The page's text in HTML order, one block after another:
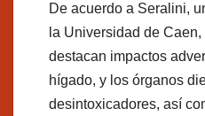
De acuerdo a Seralini,
la Universidad de
destacan impactos
hígado, y los órganos
desintoxicadores, así